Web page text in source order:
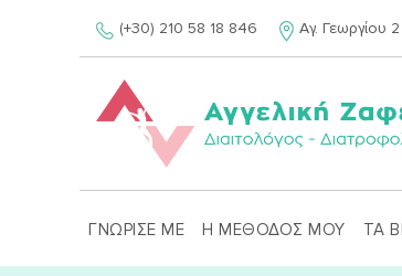
(+30) 210 58 18 846 Αγ. Γεωργίου
ΓΝΩΡΙΣΕ ΜΕ Η ΜΕΘΟΔΟΣ ΜΟΥ ΤΑ